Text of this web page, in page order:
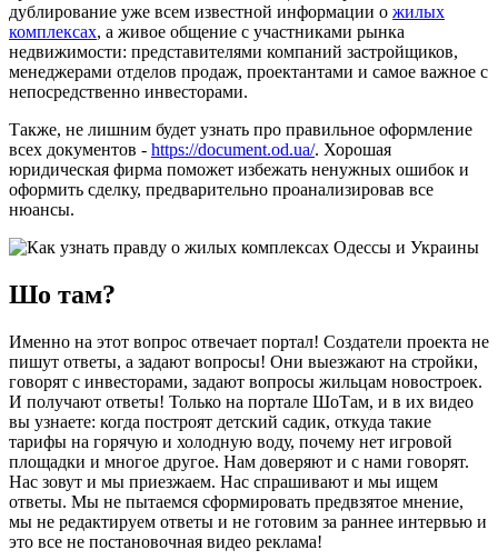
дублирование уже всем известной информации о жилых
комплексах, а живое общение с участниками рынка
недвижимости: представителями компаний застройщиков,
менеджерами отделов продаж, проектантами и самое важное с
непосредственно инвесторами.
Также, не лишним будет узнать про правильное оформление
всех документов - https://document.od.ua/. Хорошая
юридическая фирма поможет избежать ненужных ошибок и
оформить сделку, предварительно проанализировав все
нюансы.
Шо там?
Именно на этот вопрос отвечает портал! Создатели проекта не
пишут ответы, а задают вопросы! Они выезжают на стройки,
говорят с инвесторами, задают вопросы жильцам новостроек.
И получают ответы! Только на портале ШоТам, и в их видео
вы узнаете: когда построят детский садик, откуда такие
тарифы на горячую и холодную воду, почему нет игровой
площадки и многое другое. Нам доверяют и с нами говорят.
Нас зовут и мы приезжаем. Нас спрашивают и мы ищем
ответы. Мы не пытаемся сформировать предвзятое мнение,
мы не редактируем ответы и не готовим за раннее интервью и
это все не постановочная видео реклама!